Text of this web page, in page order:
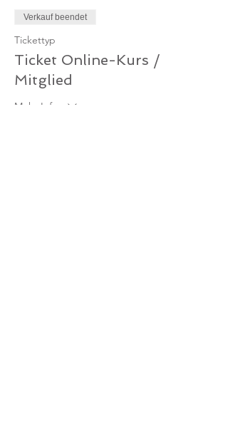
Verkauf beendet
Tickettyp
Ticket Online-Kurs /
Mitglied
Mehr Infos